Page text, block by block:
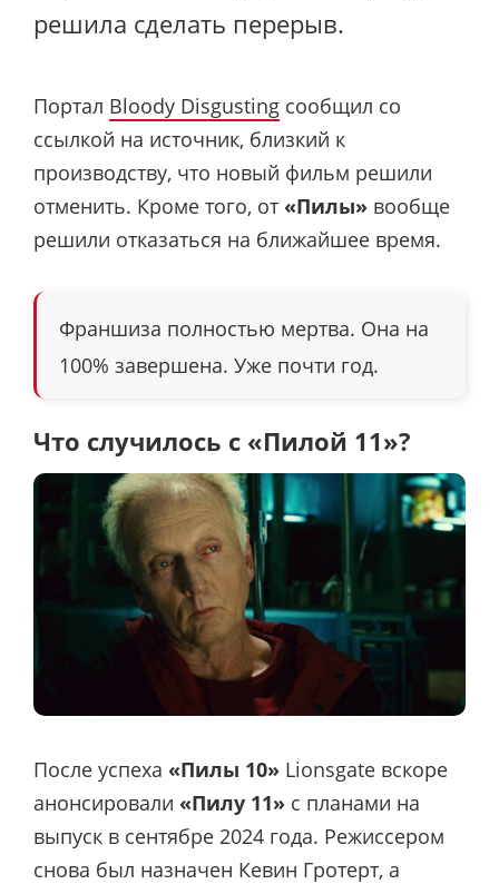
решила сделать перерыв.
Портал Bloody Disgusting сообщил со
ссылкой на источник, близкий к
производству, что новый фильм решили
отменить. Кроме того, от «Пилы» вообще
решили отказаться на ближайшее время.
Франшиза полностью мертва. Она на
100% завершена. Уже почти год.
Что случилось с «Пилой 11»?
После успеха «Пилы 10» Lionsgate вскоре
анонсировали «Пилу 11» с планами на
выпуск в сентябре 2024 года. Режиссером
снова был назначен Кевин Гротерт, а